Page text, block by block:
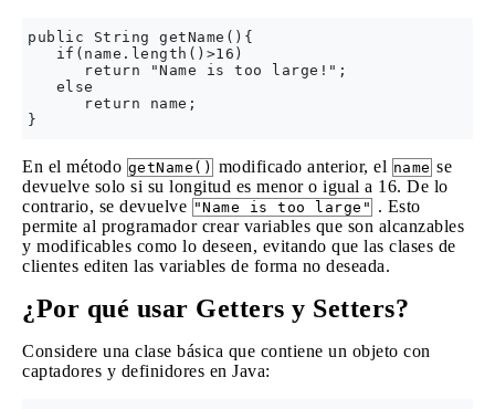
public String getName(){
   if(name.length()>16)
      return "Name is too large!";
   else
      return name;
En el método getName() modificado anterior, el name se
devuelve solo si su longitud es menor o igual a 16. De lo
contrario, se devuelve "Name is too large" . Esto
permite al programador crear variables que son alcanzables
y modificables como lo deseen, evitando que las clases de
clientes editen las variables de forma no deseada.
¿Por qué usar Getters y Setters?
Considere una clase básica que contiene un objeto con
captadores y definidores en Java: